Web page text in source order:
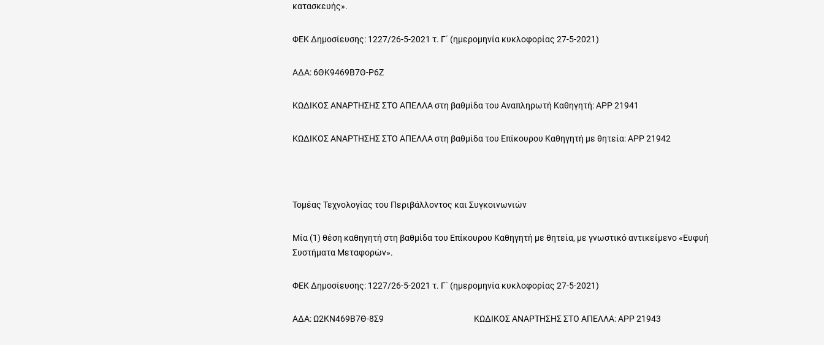
κατασκευής».
ΦΕΚ Δημοσίευσης: 1227/26-5-2021 τ. Γ΄ (ημερομηνία κυκλοφορίας 27-5-2021)
ΑΔΑ: 6ΘΚ9469Β7Θ-Ρ6Ζ
ΚΩΔΙΚΟΣ ΑΝΑΡΤΗΣΗΣ ΣΤΟ ΑΠΕΛΛΑ στη βαθμίδα του Αναπληρωτή Καθηγητή: ΑΡΡ 21941
ΚΩΔΙΚΟΣ ΑΝΑΡΤΗΣΗΣ ΣΤΟ ΑΠΕΛΛΑ στη βαθμίδα του Επίκουρου Καθηγητή με θητεία: ΑΡΡ 21942
Τομέας Τεχνολογίας του Περιβάλλοντος και Συγκοινωνιών
Μία (1) θέση καθηγητή στη βαθμίδα του Επίκουρου Καθηγητή με θητεία, με γνωστικό αντικείμενο «Ευφυή
Συστήματα Μεταφορών».
ΦΕΚ Δημοσίευσης: 1227/26-5-2021 τ. Γ΄ (ημερομηνία κυκλοφορίας 27-5-2021)
ΑΔΑ: Ω2ΚΝ469Β7Θ-8Σ9 ΚΩΔΙΚΟΣ ΑΝΑΡΤΗΣΗΣ ΣΤΟ ΑΠΕΛΛΑ: ΑΡΡ 21943